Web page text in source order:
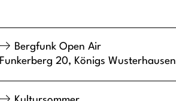
Bergfunk Open Air
Funkerberg 20, Königs Wusterhausen